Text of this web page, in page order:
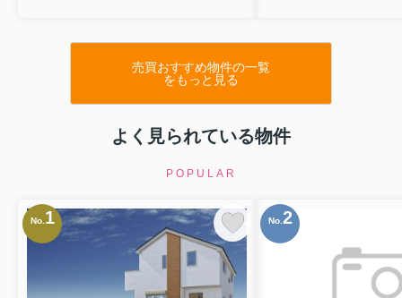
売買おすすめ物件の一覧
をもっと見る
よく見られている物件
POPULAR
No. 1 No. 2